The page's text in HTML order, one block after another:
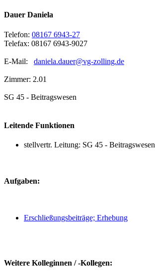
Dauer Daniela
Telefon: 08167 6943-27
Telefax: 08167 6943-9027
E-Mail: daniela.dauer@vg-zolling.de
Zimmer: 2.01
SG 45 - Beitragswesen
Leitende Funktionen
stellvertr. Leitung: SG 45 - Beitragswesen
Aufgaben:
Erschließungsbeiträge; Erhebung
Weitere Kolleginnen / -Kollegen: